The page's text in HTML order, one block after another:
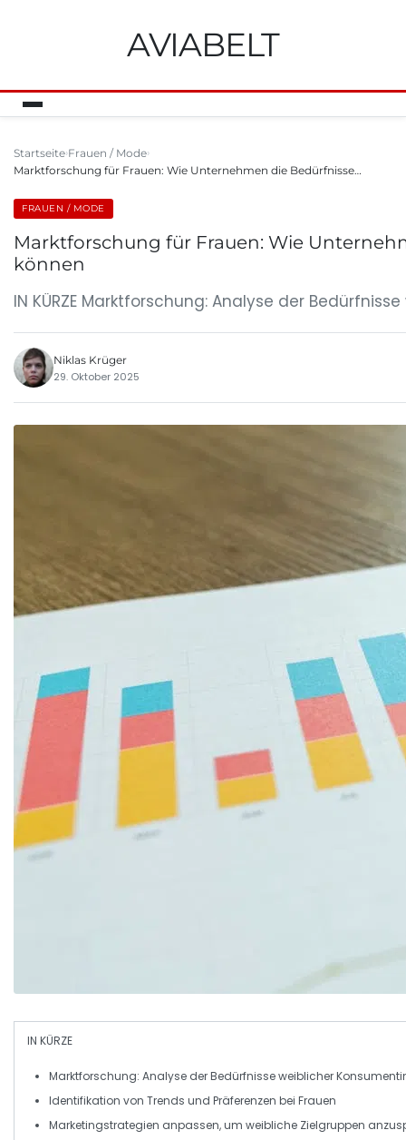
AVIABELT
Startseite Frauen / Mode
Marktforschung für Frauen: Wie Unternehmen die Bedürfnisse…
FRAUEN / MODE
Marktforschung für Frauen: Wie
können
IN KÜRZE Marktforschung: Analyse der
Niklas Krüger
29. Oktober 2025
IN KÜRZE
Marktforschung: Analyse der Bedürfnisse weiblicher
Identifikation von Trends und Präferenzen bei Frauen
Marketingstrategien anpassen, um weibliche Zielgruppen